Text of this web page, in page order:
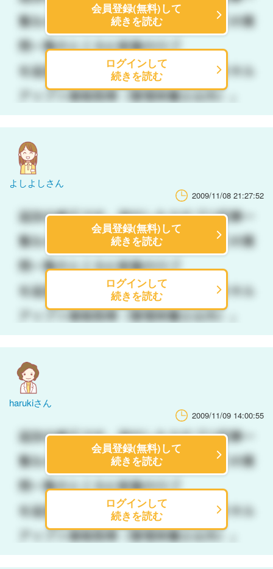
会員登録(無料)して
続きを読む
ログインして
続きを読む
よしよしさん
2009/11/08 21:27:52
会員登録(無料)して
続きを読む
ログインして
続きを読む
harukiさん
2009/11/09 14:00:55
会員登録(無料)して
続きを読む
ログインして
続きを読む